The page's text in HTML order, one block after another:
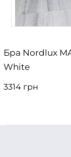
Бра Nordlux
White
3314 грн